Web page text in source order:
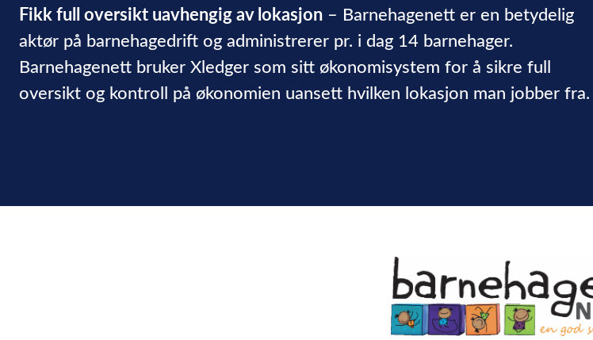
Fikk full oversikt uavhengig av lokasjon – Barnehagenett er en betydelig
aktør på barnehagedrift og administrerer pr. i dag 14 barnehager.
Barnehagenett bruker Xledger som sitt økonomisystem for å sikre full
oversikt og kontroll på økonomien uansett hvilken lokasjon man jobber fra.